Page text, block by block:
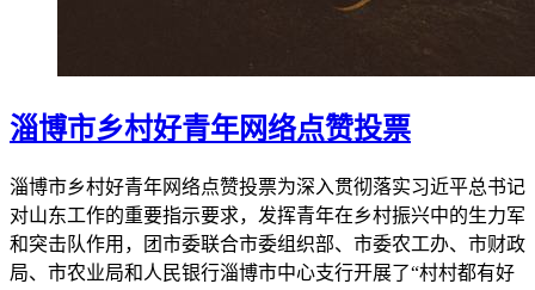
淄博市乡村好青年网络点赞投票
淄博市乡村好青年网络点赞投票为深入贯彻落实习近平总书记
对山东工作的重要指示要求，发挥青年在乡村振兴中的生力军
和突击队作用，团市委联合市委组织部、市委农工办、市财政
局、市农业局和人民银行淄博市中心支行开展了“村村都有好